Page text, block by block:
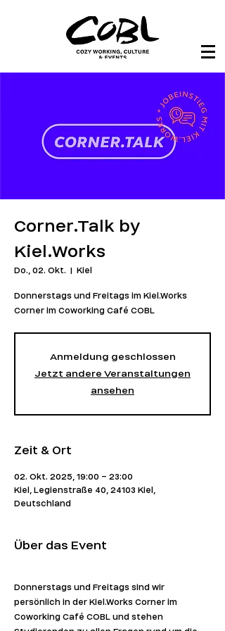
Corner.Talk by
Kiel.Works
Do., 02. Okt.
  |
Kiel
Donnerstags und Freitags im Kiel.Works
Corner im Coworking Café COBL
Anmeldung geschlossen
Jetzt andere Veranstaltungen
ansehen
Zeit & Ort
02. Okt. 2025, 19:00 – 23:00
Kiel, Legienstraße 40, 24103 Kiel,
Deutschland
Über das Event
Donnerstags und Freitags sind wir
persönlich in der Kiel.Works Corner im
Coworking Café COBL und stehen